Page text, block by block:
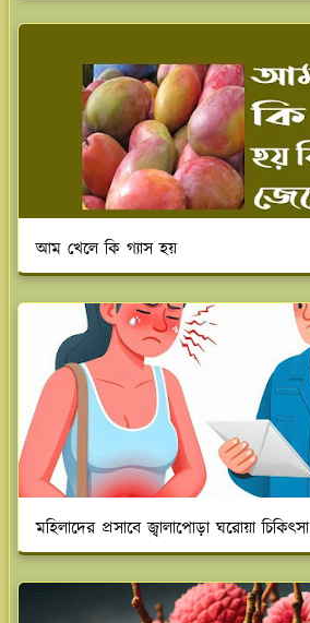
আম খেলে কি গ্যাস হয়
মহিলাদের প্রসাবে জ্বালাপোড়া ঘরোয়া চিকিৎসা